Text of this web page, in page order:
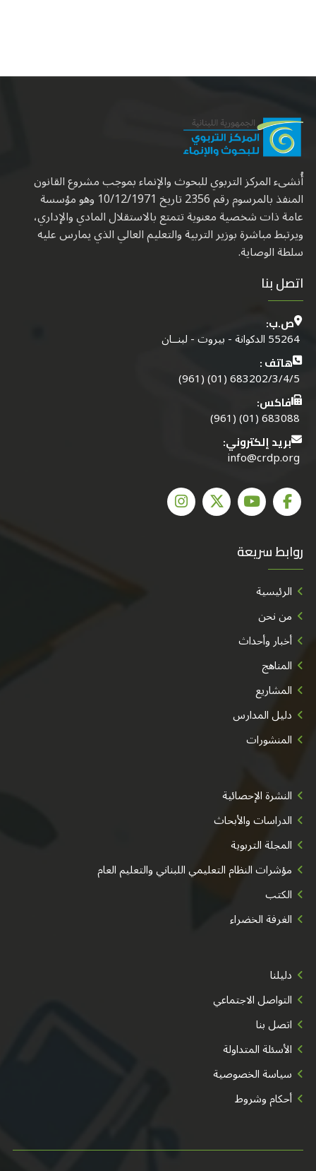
أُنشىء المركز التربوي للبحوث والإنماء بموجب مشروع القانون
المنفذ بالمرسوم رقم 2356 تاريخ 10/12/1971 وهو مؤسسة
عامة ذات شخصية معنوية تتمتع بالاستقلال المادي والإداري،
ويرتبط مباشرة بوزير التربية والتعليم العالي الذي يمارس عليه
سلطة الوصاية.
اتصل بنا
ص.ب:
55264 الدكوانة - بيروت - لبنــان
هاتف :
683202/3/4/5 (01) (961)
فاكس:
683088 (01) (961)
بريد إلكتروني:
info@crdp.org
روابط سريعة
الرئيسية
من نحن
أخبار وأحداث
المناهج
المشاريع
دليل المدارس
المنشورات
النشرة الإحصائية
الدراسات والأبحاث
المجلة التربوية
مؤشرات النظام التعليمي اللبناني والتعليم العام
الكتب
الغرفة الخضراء
دليلنا
التواصل الاجتماعي
اتصل بنا
الأسئلة المتداولة
سياسة الخصوصية
أحكام وشروط